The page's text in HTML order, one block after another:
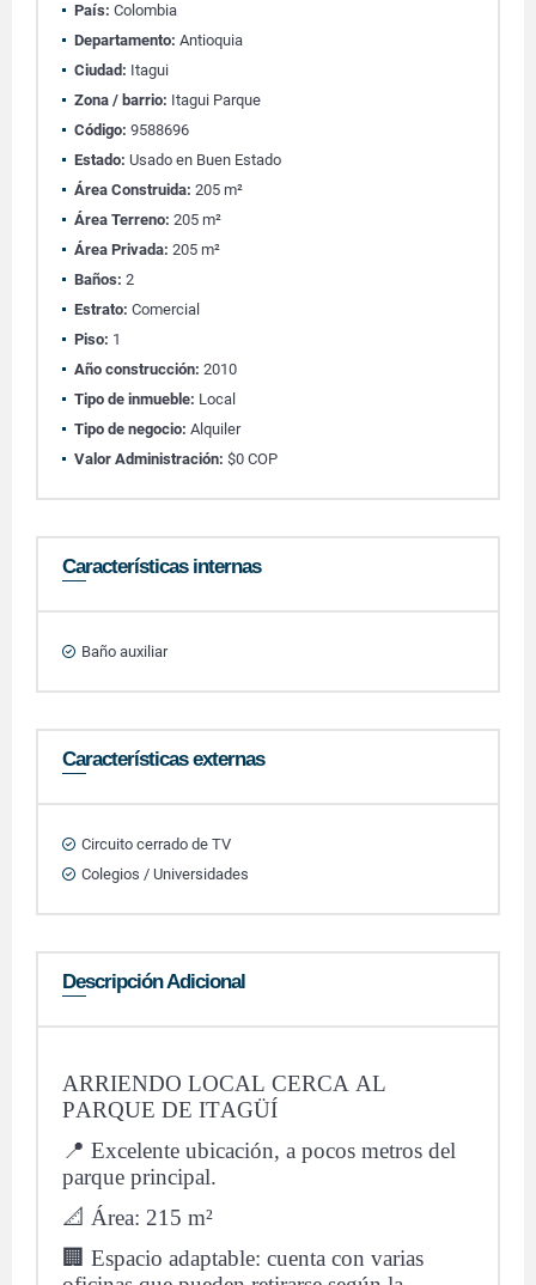
País: Colombia
Departamento: Antioquia
Ciudad: Itagui
Zona / barrio: Itagui Parque
Código: 9588696
Estado: Usado en Buen Estado
Área Construida: 205 m²
Área Terreno: 205 m²
Área Privada: 205 m²
Baños: 2
Estrato: Comercial
Piso: 1
Año construcción: 2010
Tipo de inmueble: Local
Tipo de negocio: Alquiler
Valor Administración: $0 COP
Características internas
Baño auxiliar
Características externas
Circuito cerrado de TV
Colegios / Universidades
Descripción Adicional
ARRIENDO LOCAL CERCA AL
PARQUE DE ITAGÜÍ
📍 Excelente ubicación, a pocos metros del
parque principal.
📐 Área: 215 m²
🏢 Espacio adaptable: cuenta con varias